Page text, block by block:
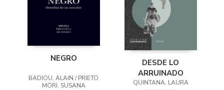
NEGRO
BADIOU, ALAIN / PRIETO
MORI, SUSANA
DESDE LO
ARRUINADO
QUINTANA, LAURA